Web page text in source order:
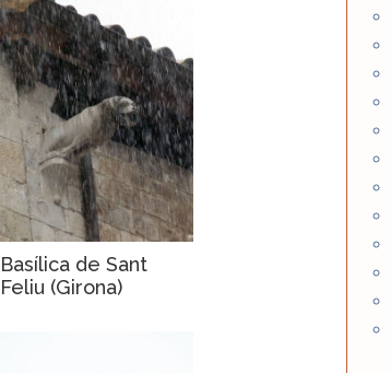
Basílica de Sant
Feliu (Girona)